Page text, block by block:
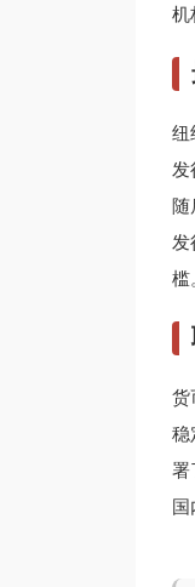
机
纽
发
随
发
槛
货
稳
署
国